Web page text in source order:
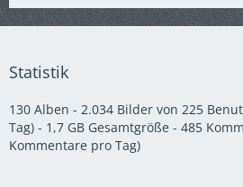
Statistik
130 Alben - 2.034 Bilder von 225
Tag) - 1,7 GB Gesamtgröße - 485
Kommentare pro Tag)